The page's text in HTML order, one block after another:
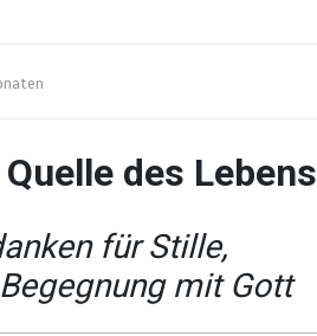
des Lebens
für Stille,
mit Gott